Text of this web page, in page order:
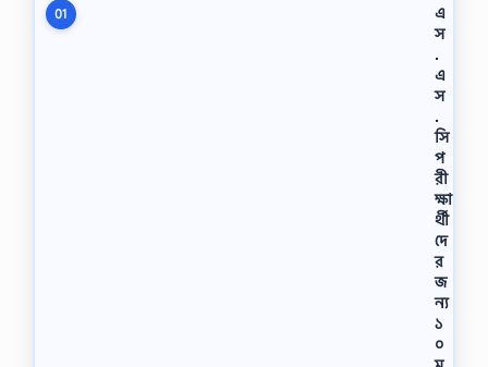
01
এ
স
.
এ
স
.
সি
প
রী
ক্ষা
র্থী
দে
র
জ
ন্য
১
০